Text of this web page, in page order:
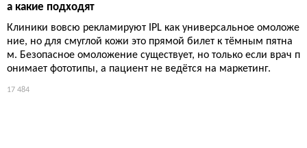
а какие подходят
Клиники вовсю рекламируют IPL как универсальное омоложе
ние, но для смуглой кожи это прямой билет к тёмным пятна
м. Безопасное омоложение существует, но только если врач п
онимает фототипы, а пациент не ведётся на маркетинг.
17 484